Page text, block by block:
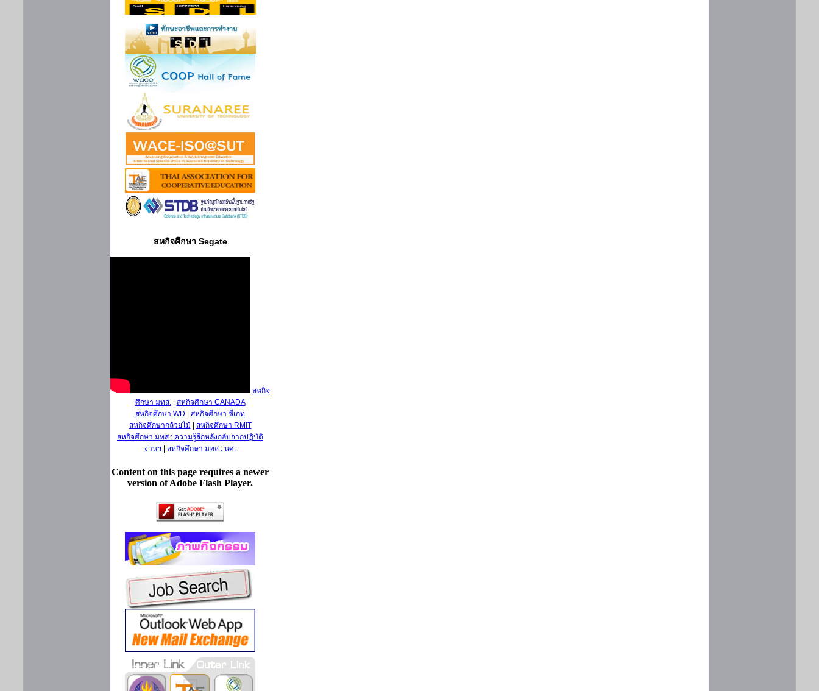
สหกิจศึกษา Segate
สหกิจ
ศึกษา มทส.| สหกิจศึกษา CANADA
สหกิจศึกษา WD
สหกิจศึกษา ซีเกท
สหกิจศึกษากล้วยไม้
สหกิจศึกษา RMIT
สหกิจศึกษา มทส : ความรู้สึกหลังกลับจากปฏิบัติ
งานฯ
สหกิจศึกษา มทส : นศ.
Content on this page requires a newer
version of Adobe Flash Player.